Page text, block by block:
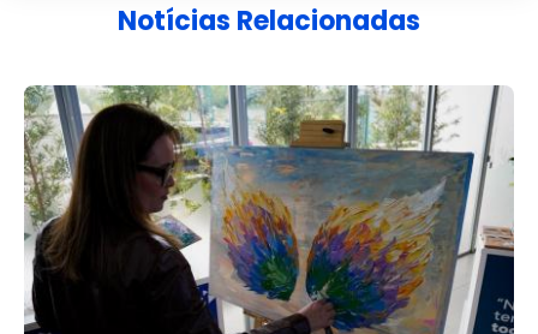
Notícias Relacionadas